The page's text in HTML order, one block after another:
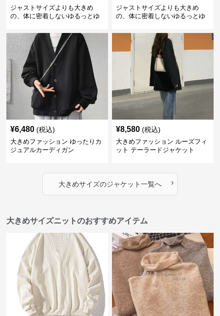
ジャストサイズよりも大きめ
の、体に密着しないゆるっとゆ
ゆったりスポーツバーシティジ
ャケット
ジャストサイズよりも大きめ
の、体に密着しないゆるっとゆ
ゆったりシルエットデニムジャ
ケット
¥6,480 (税込)
大きめファッション ゆったりカ
ジュアルカーディガン
¥8,580 (税込)
大きめファッション ルーズフィ
ット テーラードジャケット
大きめサイズのジャケット一覧へ ›
大きめサイズニットのおすすめアイテム